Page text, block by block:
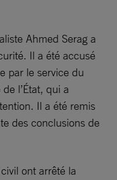
Ahmed Serag a
Il a été accusé
par le service du
l’État, qui a
Il a été remis
des conclusions de
ont arrêté la